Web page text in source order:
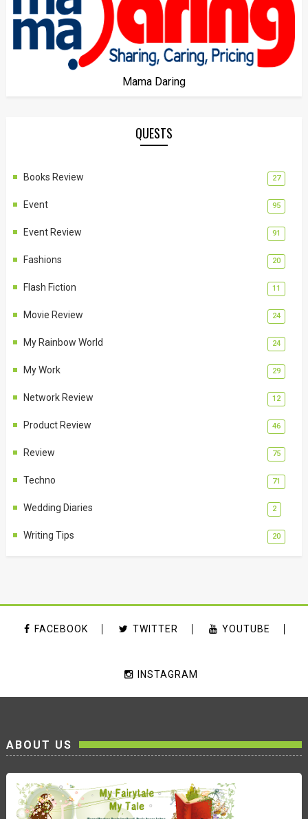
Mama Daring
QUESTS
Books Review 27
Event 95
Event Review 91
Fashions 20
Flash Fiction 11
Movie Review 24
My Rainbow World 24
My Work 29
Network Review 12
Product Review 46
Review 75
Techno 71
Wedding Diaries 2
Writing Tips 20
FACEBOOK TWITTER YOUTUBE
INSTAGRAM
ABOUT US